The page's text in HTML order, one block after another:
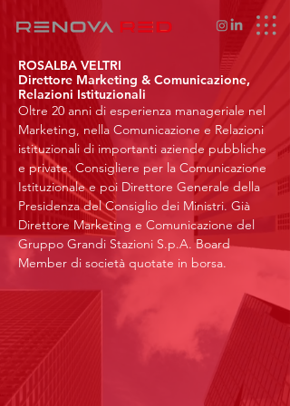
ROSALBA VELTRI
Direttore Marketing & Comunicazione,
Relazioni Istituzionali
Oltre 20 anni di esperienza manageriale nel
Marketing, nella Comunicazione e Relazioni
istituzionali di importanti aziende pubbliche
e private. Consigliere per la Comunicazione
Istituzionale e poi Direttore Generale della
Presidenza del Consiglio dei Ministri. Già
Direttore Marketing e Comunicazione del
Gruppo Grandi Stazioni S.p.A. Board
Member di società quotate in borsa.